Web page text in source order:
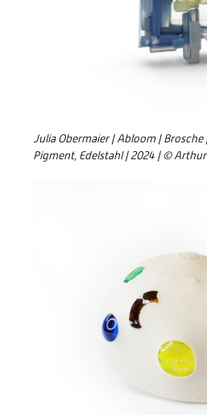
Julia Obermaier | Abloom |
Pigment, Edelstahl | 2024 | ©